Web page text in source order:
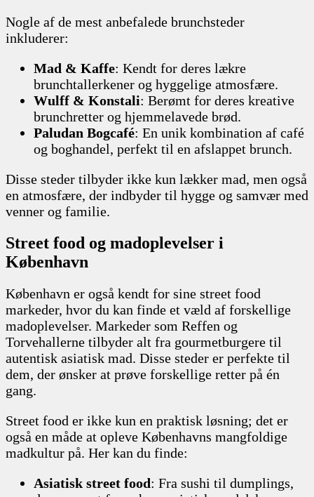
Nogle af de mest anbefalede brunchsteder
inkluderer:
Mad & Kaffe: Kendt for deres lækre
brunchtallerkener og hyggelige atmosfære.
Wulff & Konstali: Berømt for deres kreative
brunchretter og hjemmelavede brød.
Paludan Bogcafé: En unik kombination af café
og boghandel, perfekt til en afslappet brunch.
Disse steder tilbyder ikke kun lækker mad, men også
en atmosfære, der indbyder til hygge og samvær med
venner og familie.
Street food og madoplevelser i
København
København er også kendt for sine street food
markeder, hvor du kan finde et væld af forskellige
madoplevelser. Markeder som Reffen og
Torvehallerne tilbyder alt fra gourmetburgere til
autentisk asiatisk mad. Disse steder er perfekte til
dem, der ønsker at prøve forskellige retter på én
gang.
Street food er ikke kun en praktisk løsning; det er
også en måde at opleve Københavns mangfoldige
madkultur på. Her kan du finde:
Asiatisk street food: Fra sushi til dumplings,